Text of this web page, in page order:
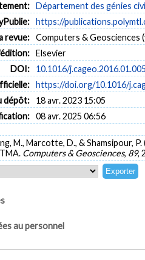
Département des génies
https://
revue: Computers & Geosciences
Elsevier
DOI:
10.1016/
https://doi.org/10.1016/
dépôt:
18 avr. 2023 15:05
08 avr. 2025 06:56
M., Marcotte, D., & Shamsipour,
Computers & Geosciences, 89,
au personnel